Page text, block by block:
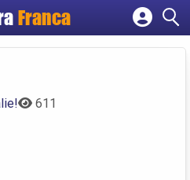
Franca
empresa
611